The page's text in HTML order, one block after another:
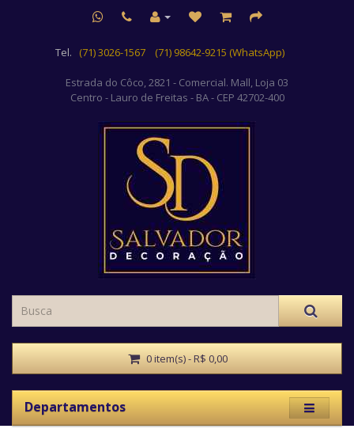
Tel. (71) 3026-1567 (71) 98642-9215 (WhatsApp)
Estrada do Côco, 2821 - Comercial. Mall, Loja 03
Centro - Lauro de Freitas - BA - CEP 42702-400
0 item(s) - R$ 0,00
Departamentos